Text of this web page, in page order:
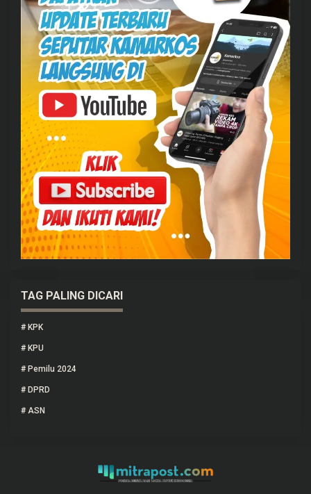
TAG PALING DICARI
# KPK
# KPU
# Pemilu 2024
# DPRD
# ASN